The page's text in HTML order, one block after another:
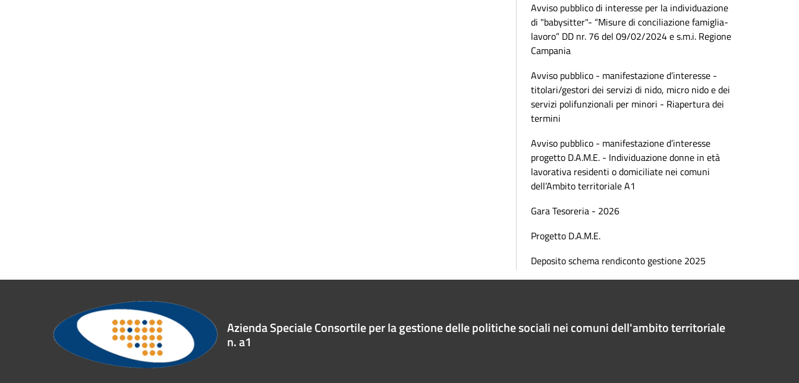
Avviso pubblico di interesse per la individuazione
di "babysitter"- “Misure di conciliazione famiglia-
lavoro” DD nr. 76 del 09/02/2024 e s.m.i. Regione
Campania
Avviso pubblico - manifestazione d’interesse -
titolari/gestori dei servizi di nido, micro nido e dei
servizi polifunzionali per minori - Riapertura dei
termini
Avviso pubblico - manifestazione d’interesse
progetto D.A.M.E. - Individuazione donne in età
lavorativa residenti o domiciliate nei comuni
dell’Ambito territoriale A1
Gara Tesoreria - 2026
Progetto D.A.M.E.
Deposito schema rendiconto gestione 2025
Azienda Speciale Consortile per la gestione delle politiche sociali nei comuni dell'ambito territoriale
n. a1